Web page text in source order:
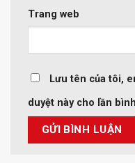
Trang web
Lưu tên của tôi,
duyệt này cho lần